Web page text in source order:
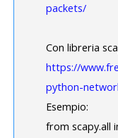
packets/
Con libreria
https://
python-
Esempio:
from scapy.all